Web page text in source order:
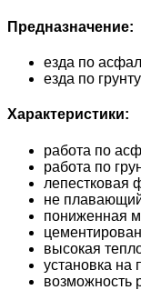
Предназначение:
езда по
езда по грунту
Характеристики:
работа по
работа по
лепестковая
не
пониженная
высокая
установка на
возможность